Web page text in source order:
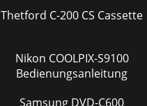
Thetford C-200 CS Cassette
Nikon COOLPIX-S9100
Bedienungsanleitung
Samsung DVD-C600